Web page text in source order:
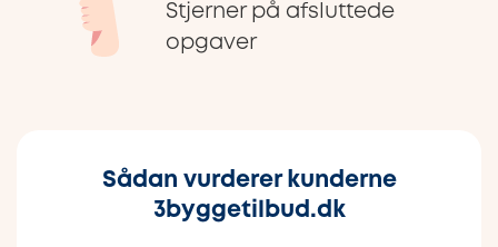
Stjerner på afsluttede
opgaver
Sådan vurderer kunderne
3byggetilbud.dk